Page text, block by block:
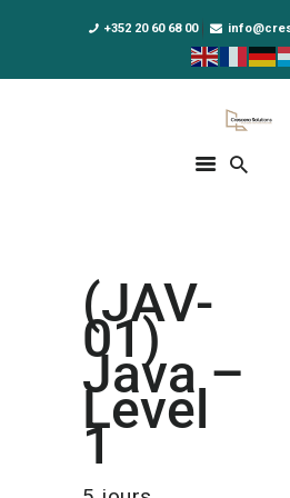
+352 20 60 68 00
Crescera
Solutions for your
DPO AS A SERVICE
NOUS CONNAÎTRE
ACTUALITÉS
(JAV-
01)
Java –
Level
1